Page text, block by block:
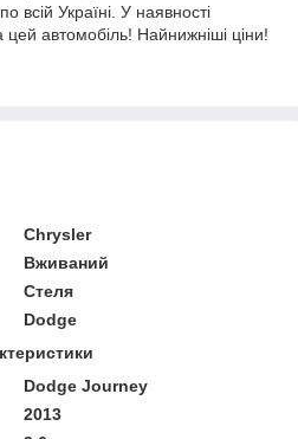
всій Україні. У наявності
цей автомобіль! Найнижніші ціни!
Chrysler
Вживаний
Стеля
Dodge
Dodge Journey
2013